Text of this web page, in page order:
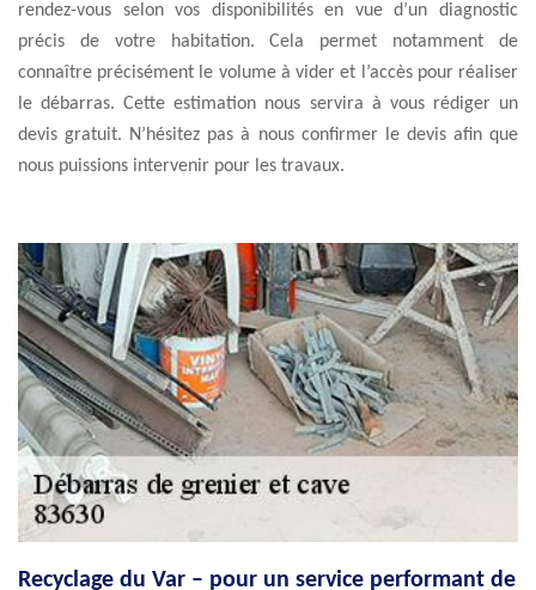
rendez-vous selon vos disponibilités en vue d’un diagnostic
précis de votre habitation. Cela permet notamment de
connaître précisément le volume à vider et l’accès pour réaliser
le débarras. Cette estimation nous servira à vous rédiger un
devis gratuit. N’hésitez pas à nous confirmer le devis afin que
nous puissions intervenir pour les travaux.
Recyclage du Var – pour un service performant de